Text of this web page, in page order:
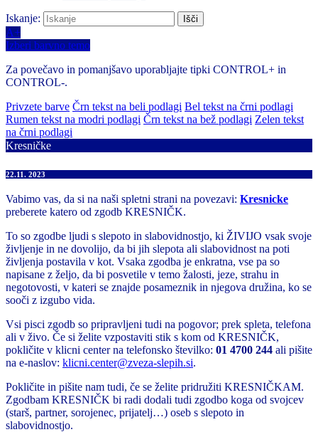
Iskanje:
A+
Izberi barvno temo
Za povečavo in pomanjšavo uporabljajte tipki CONTROL+ in
CONTROL-.
Privzete barve Črn tekst na beli podlagi Bel tekst na črni podlagi
Rumen tekst na modri podlagi Črn tekst na bež podlagi Zelen tekst
na črni podlagi
Kresničke
22.11. 2023
Vabimo vas, da si na naši spletni strani na povezavi: Kresnicke
preberete katero od zgodb KRESNIČK.
To so zgodbe ljudi s slepoto in slabovidnostjo, ki ŽIVIJO vsak svoje
življenje in ne dovolijo, da bi jih slepota ali slabovidnost na poti
življenja postavila v kot. Vsaka zgodba je enkratna, vse pa so
napisane z željo, da bi posvetile v temo žalosti, jeze, strahu in
negotovosti, v kateri se znajde posameznik in njegova družina, ko se
sooči z izgubo vida.
Vsi pisci zgodb so pripravljeni tudi na pogovor; prek spleta, telefona
ali v živo. Če si želite vzpostaviti stik s kom od KRESNIČK,
pokličite v klicni center na telefonsko številko: 01 4700 244 ali pišite
na e-naslov: klicni.center@zveza-slepih.si.
Pokličite in pišite nam tudi, če se želite pridružiti KRESNIČKAM.
Zgodbam KRESNIČK bi radi dodali tudi zgodbo koga od svojcev
(starš, partner, sorojenec, prijatelj…) oseb s slepoto in
slabovidnostjo.